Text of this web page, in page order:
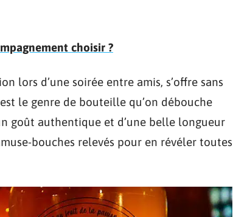
choisir ?
lors d’une soirée entre amis, s’offre sans
le genre de bouteille qu’on débouche
goût authentique et d’une belle longueur
bouches relevés pour en révéler toutes